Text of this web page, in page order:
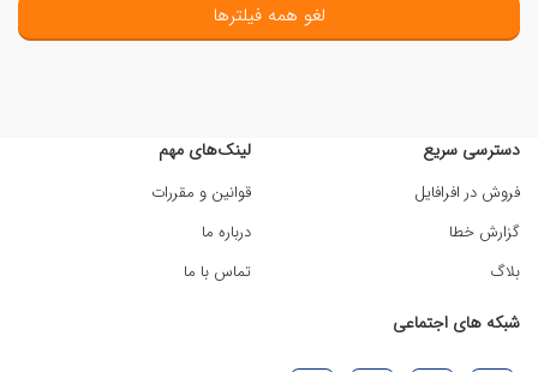
لغو همه فیلترها
دسترسی سریع
فروش در افرافایل
گزارش خطا
بلاگ
لینک‌های مهم
قوانین و مقررات
درباره ما
تماس با ما
شبکه های اجتماعی